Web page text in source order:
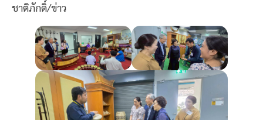
ชาติภักดิ์/ข่าว